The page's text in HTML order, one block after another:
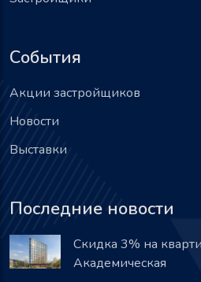
События
Акции застройщиков
Новости
Выставки
Последние новости
Скидка 3% на
Академическая